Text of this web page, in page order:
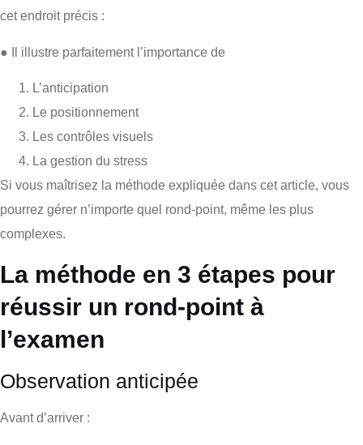
cet endroit précis :
● Il illustre parfaitement l’importance de
L’anticipation
Le positionnement
Les contrôles visuels
La gestion du stress
Si vous maîtrisez la méthode expliquée dans cet article, vous
pourrez gérer n’importe quel rond-point, même les plus
complexes.
La méthode en 3 étapes pour
réussir un rond-point à
l’examen
Observation anticipée
Avant d’arriver :